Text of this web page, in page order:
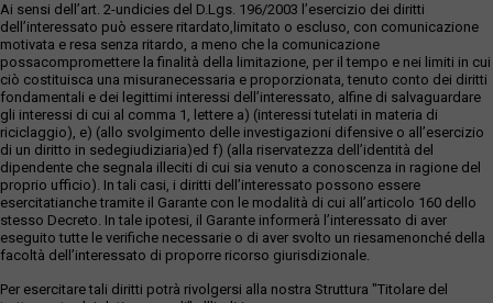
Ai sensi dell’art. 2-undicies del D.Lgs. 196/2003 l’esercizio dei diritti
dell’interessato può essere ritardato,limitato o escluso, con comunicazione
motivata e resa senza ritardo, a meno che la comunicazione
possacompromettere la finalità della limitazione, per il tempo e nei limiti in cui
ciò costituisca una misuranecessaria e proporzionata, tenuto conto dei diritti
fondamentali e dei legittimi interessi dell’interessato, alfine di salvaguardare
gli interessi di cui al comma 1, lettere a) (interessi tutelati in materia di
riciclaggio), e) (allo svolgimento delle investigazioni difensive o all’esercizio
di un diritto in sedegiudiziaria)ed f) (alla riservatezza dell’identità del
dipendente che segnala illeciti di cui sia venuto a conoscenza in ragione del
proprio ufficio). In tali casi, i diritti dell’interessato possono essere
esercitatianche tramite il Garante con le modalità di cui all’articolo 160 dello
stesso Decreto. In tale ipotesi, il Garante informerà l’interessato di aver
eseguito tutte le verifiche necessarie o di aver svolto un riesamenonché della
facoltà dell’interessato di proporre ricorso giurisdizionale.
Per esercitare tali diritti potrà rivolgersi alla nostra Struttura "Titolare del